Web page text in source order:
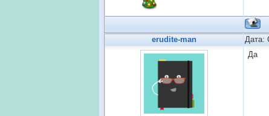
erudite-man Дата:
Да